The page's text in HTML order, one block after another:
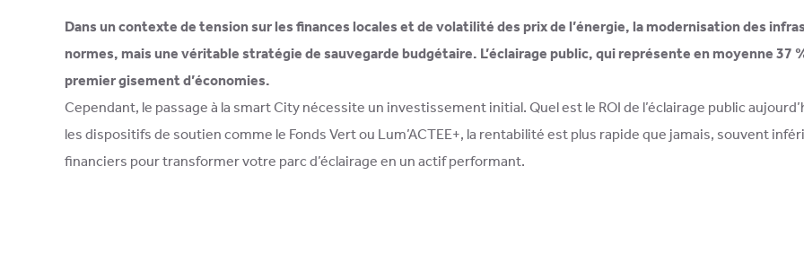
Dans un contexte de tension sur les finances locales et de volatilité des prix de l’énergie, la modernisation des
normes, mais une véritable stratégie de sauvegarde budgétaire. L’éclairage public, qui représente en moyenne
premier gisement d’économies.
Cependant, le passage à la smart City nécessite un investissement initial. Quel est le ROI de l’éclairage public
les dispositifs de soutien comme le Fonds Vert ou Lum’ACTEE+, la rentabilité est plus rapide que jamais, souvent
financiers pour transformer votre parc d’éclairage en un actif performant.